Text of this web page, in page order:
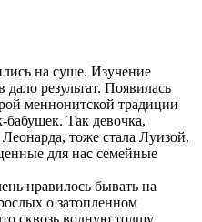
на суше. Изучение
дало результат. Появилась
меннонитской традиции
бабушек. Так девочка,
тоже стала Луизой.
для нас семейные
нравилось бывать на
о затопленном